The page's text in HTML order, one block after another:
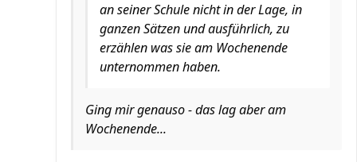
an seiner Schule nicht in der Lage, in
ganzen Sätzen und ausführlich, zu
erzählen was sie am Wochenende
unternommen haben.
Ging mir genauso - das lag aber am
Wochenende...